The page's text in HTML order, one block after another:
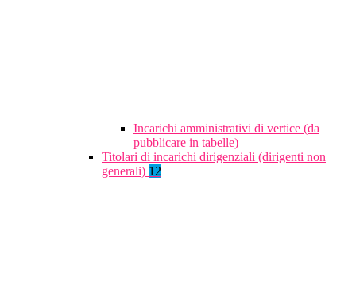
Incarichi amministrativi di vertice (da
pubblicare in tabelle)
Titolari di incarichi dirigenziali (dirigenti non
generali) 12